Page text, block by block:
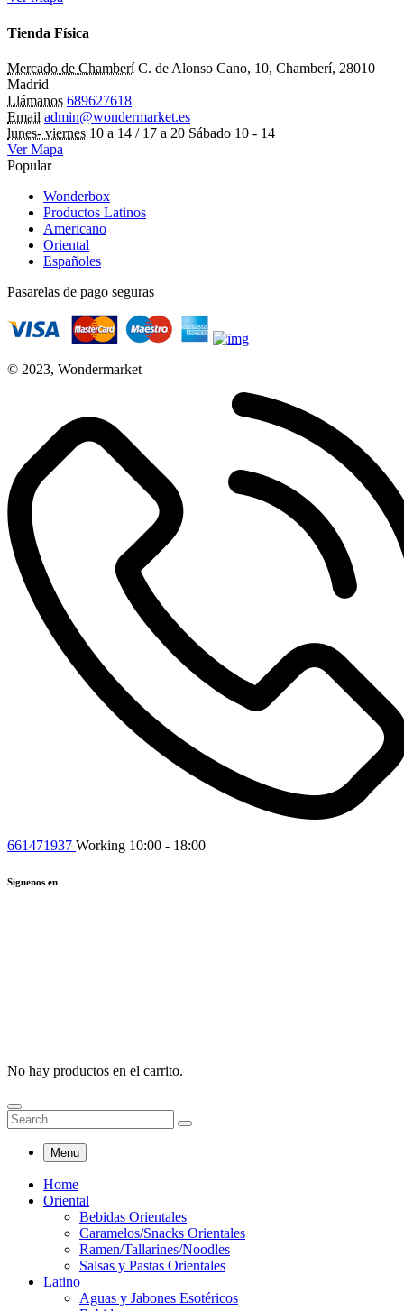
Tienda Física
Mercado de Chamberí C. de Alonso Cano, 10, Chamberí, 28010
Madrid
Llámanos 689627618
Email admin@wondermarket.es
lunes- viernes 10 a 14 / 17 a 20 Sábado 10 - 14
Ver Mapa
Popular
Wonderbox
Productos Latinos
Americano
Oriental
Españoles
Pasarelas de pago seguras
© 2023, Wondermarket
661471937 Working 10:00 - 18:00
Siguenos en
No hay productos en el carrito.
Menu
Home
Oriental
Bebidas Orientales
Caramelos/Snacks Orientales
Ramen/Tallarines/Noodles
Salsas y Pastas Orientales
Latino
Aguas y Jabones Esotéricos